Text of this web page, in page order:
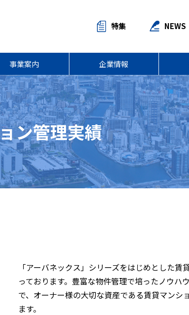
特集 NEWS
事業案内 企業情報
ン管理実績
「アーバネックス」シリーズをはじめとした
っております。豊富な物件管理で培ったノウハ
で、オーナー様の大切な資産である賃貸マンシ
ます。